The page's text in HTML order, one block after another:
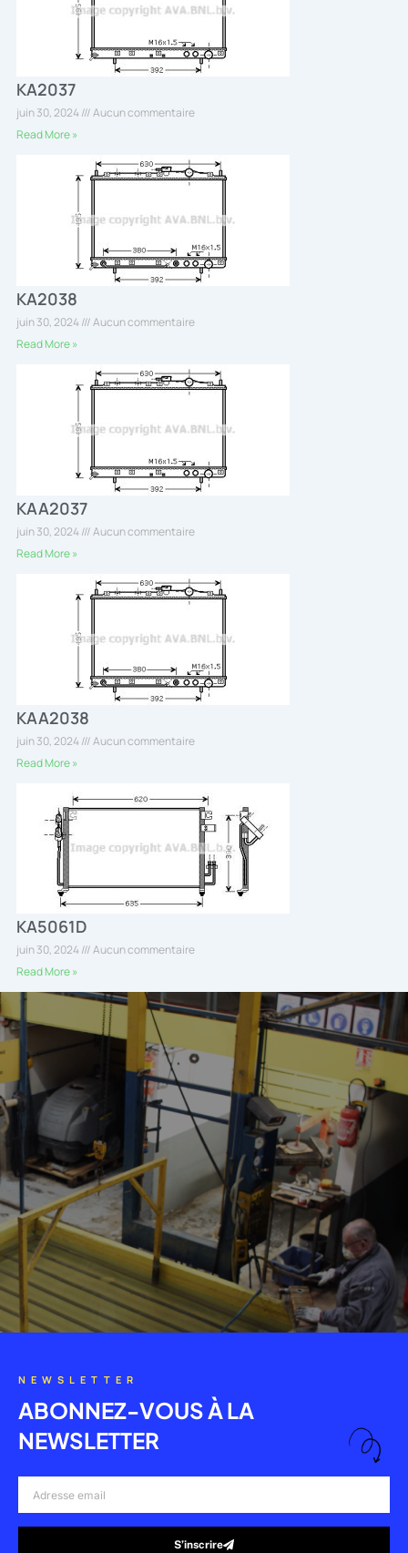
KA2037
juin 30, 2024
Aucun commentaire
Read More »
KA2038
juin 30, 2024
Aucun commentaire
Read More »
KAA2037
juin 30, 2024
Aucun commentaire
Read More »
KAA2038
juin 30, 2024
Aucun commentaire
Read More »
KA5061D
juin 30, 2024
Aucun commentaire
Read More »
NEWSLETTER
ABONNEZ-VOUS À LA
NEWSLETTER
email
S’inscrire